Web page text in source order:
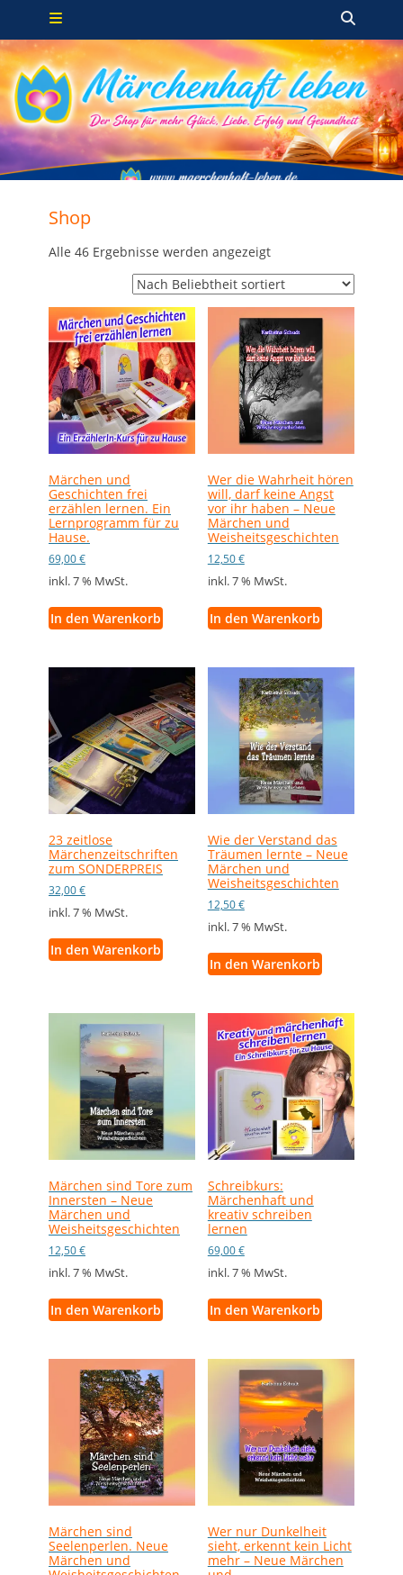
Zum
springen
Primäres Menü
Shop
Alle 46 Ergebnisse werden angezeigtNach
Beliebtheit
sortiert
Märchen und
Geschichten frei
erzählen lernen. Ein
Lernprogramm für zu
Hause.
69,00€
inkl. 7 % MwSt.
In den Warenkorb
Wer die Wahrheit hören
will, darf keine Angst
vor ihr haben – Neue
Märchen und
Weisheitsgeschichten
12,50€
inkl. 7 % MwSt.
In den Warenkorb
23 zeitlose
Märchenzeitschriften
zum SONDERPREIS
32,00€
inkl. 7 % MwSt.
In den Warenkorb
Wie der Verstand das
Träumen lernte – Neue
Märchen und
Weisheitsgeschichten
12,50€
inkl. 7 % MwSt.
In den Warenkorb
Märchen sind Tore zum
Innersten – Neue
Märchen und
Weisheitsgeschichten
12,50€
inkl. 7 % MwSt.
In den Warenkorb
Schreibkurs:
Märchenhaft und
kreativ schreiben
lernen
69,00€
inkl. 7 % MwSt.
In den Warenkorb
Märchen sind
Seelenperlen. Neue
Märchen und
Wer nur Dunkelheit
sieht, erkennt kein Licht
mehr – Neue Märchen